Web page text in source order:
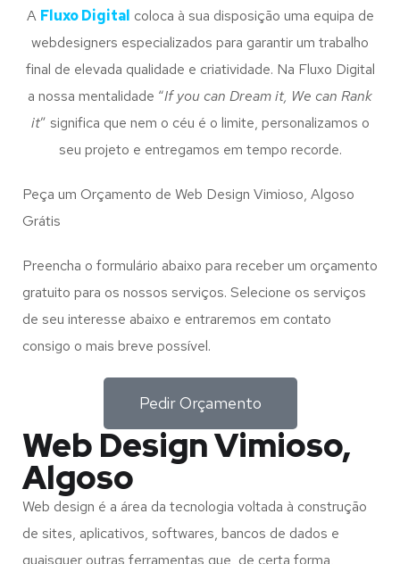
A Fluxo Digital coloca à sua disposição uma equipa de
webdesigners especializados para garantir um trabalho
final de elevada qualidade e criatividade. Na Fluxo Digital
a nossa mentalidade “If you can Dream it, We can Rank
it” significa que nem o céu é o limite, personalizamos o
seu projeto e entregamos em tempo recorde.
Peça um Orçamento de Web Design Vimioso, Algoso
Grátis
Preencha o formulário abaixo para receber um orçamento
gratuito para os nossos serviços. Selecione os serviços
de seu interesse abaixo e entraremos em contato
consigo o mais breve possível.
Pedir Orçamento
Web Design Vimioso,
Algoso
Web design é a área da tecnologia voltada à construção
de sites, aplicativos, softwares, bancos de dados e
quaisquer outras ferramentas que, de certa forma,